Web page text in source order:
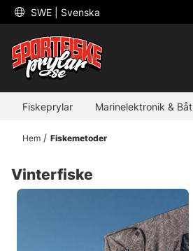
SWE | Svenska
Fiskeprylar Marinelektronik & Båt
Hem Fiskemetoder
Vinterfiske